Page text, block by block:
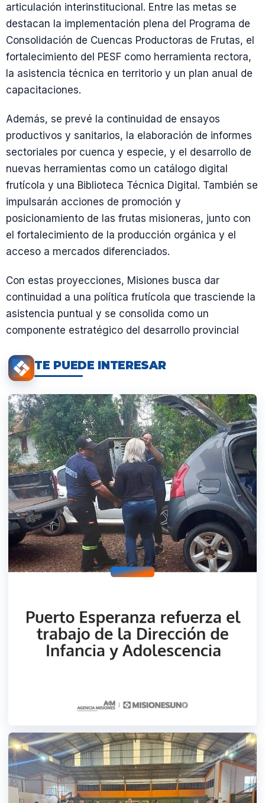
articulación interinstitucional. Entre las metas se
destacan la implementación plena del Programa de
Consolidación de Cuencas Productoras de Frutas, el
fortalecimiento del PESF como herramienta rectora,
la asistencia técnica en territorio y un plan anual de
capacitaciones.
Además, se prevé la continuidad de ensayos
productivos y sanitarios, la elaboración de informes
sectoriales por cuenca y especie, y el desarrollo de
nuevas herramientas como un catálogo digital
frutícola y una Biblioteca Técnica Digital. También se
impulsarán acciones de promoción y
posicionamiento de las frutas misioneras, junto con
el fortalecimiento de la producción orgánica y el
acceso a mercados diferenciados.
Con estas proyecciones, Misiones busca dar
continuidad a una política frutícola que trasciende la
asistencia puntual y se consolida como un
componente estratégico del desarrollo provincial
TE PUEDE INTERESAR